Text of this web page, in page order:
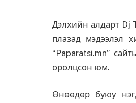
Дэлхийн алдарт Dj
плазад мэдээлэл
“Paparatsi.mn”
оролцсон юм.
Өнөөдөр буюу